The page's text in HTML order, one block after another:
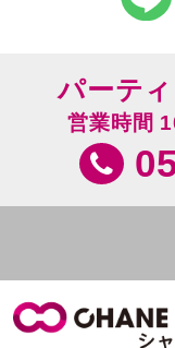
パーテ
営業時間